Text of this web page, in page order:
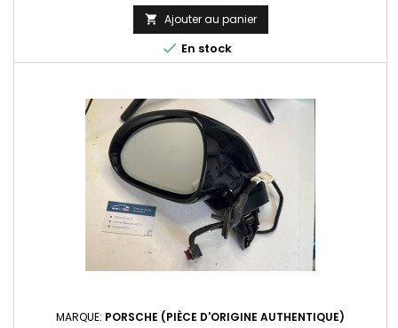
 Ajouter au panier
 En stock
MARQUE: PORSCHE (PIÈCE D'ORIGINE AUTHENTIQUE)